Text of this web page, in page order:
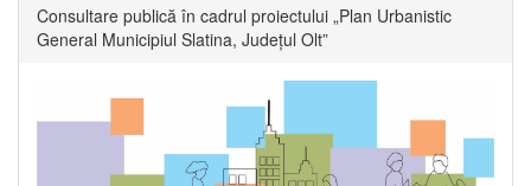
Consultare publică în cadrul proiectului „Plan Urbanistic
General Municipiul Slatina, Județul Olt”